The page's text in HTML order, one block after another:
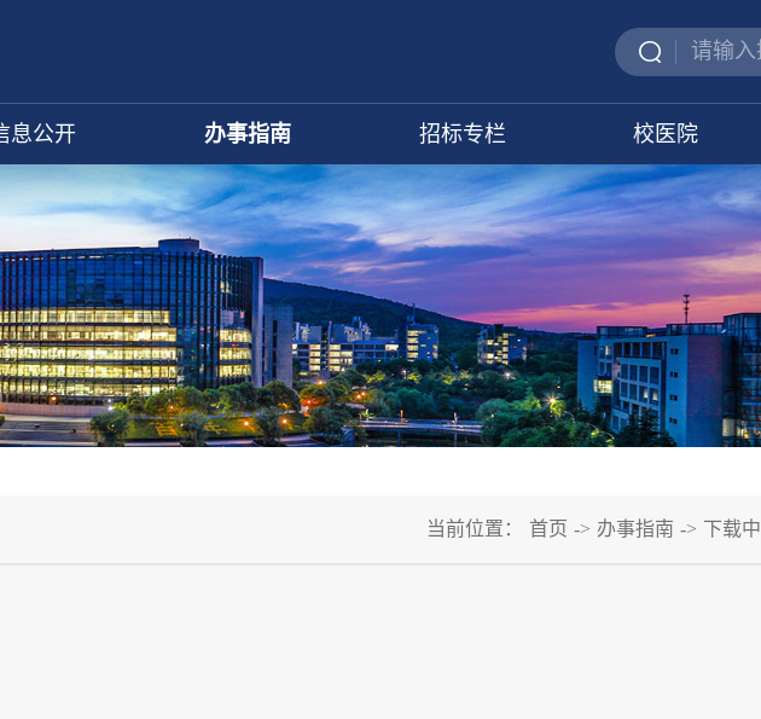
息公开 办事指南 招标专栏 校医院
当前位置： 首页 -> 办事指南 -> 下载